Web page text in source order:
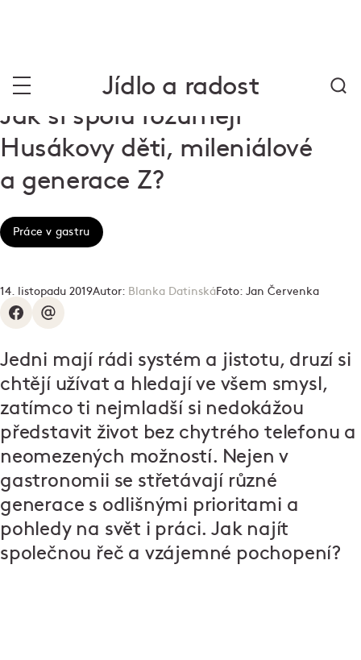
Jídlo a radost
Jak si spolu rozumějí
Husákovy děti, mileniálové
a generace Z?
Práce v gastru
14. listopadu 2019Autor: Blanka DatinskáFoto: Jan Červenka
Jedni mají rádi systém a jistotu, druzí si
chtějí užívat a hledají ve všem smysl,
zatímco ti nejmladší si nedokážou
představit život bez chytrého telefonu a
neomezených možností. Nejen v
gastronomii se střetávají různé
generace s odlišnými prioritami a
pohledy na svět i práci. Jak najít
společnou řeč a vzájemné pochopení?